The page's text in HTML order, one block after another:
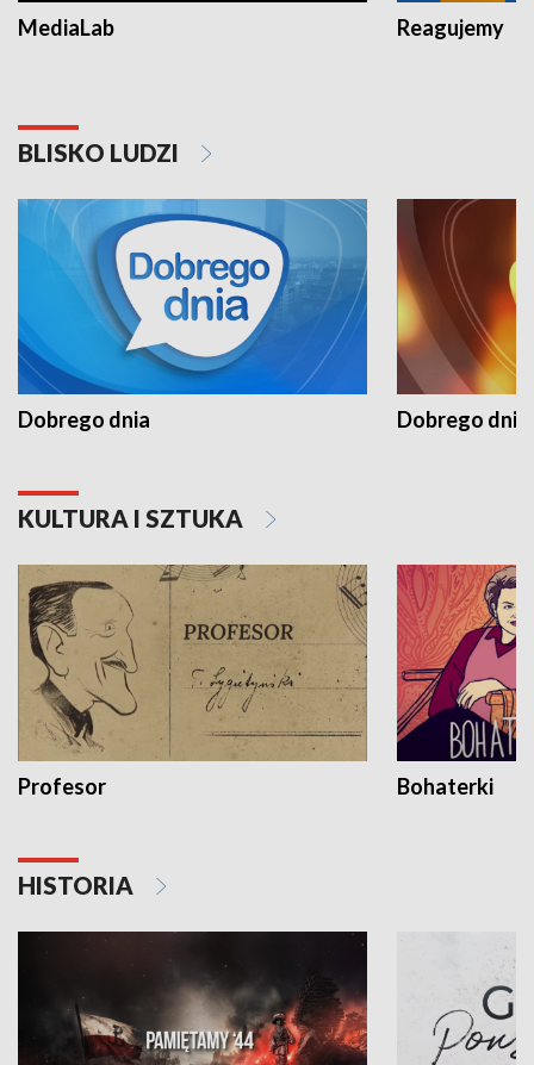
MediaLab Reagujemy
BLISKO LUDZI
Dobrego dnia Dobrego dnia
KULTURA I SZTUKA
Profesor Bohaterki
HISTORIA